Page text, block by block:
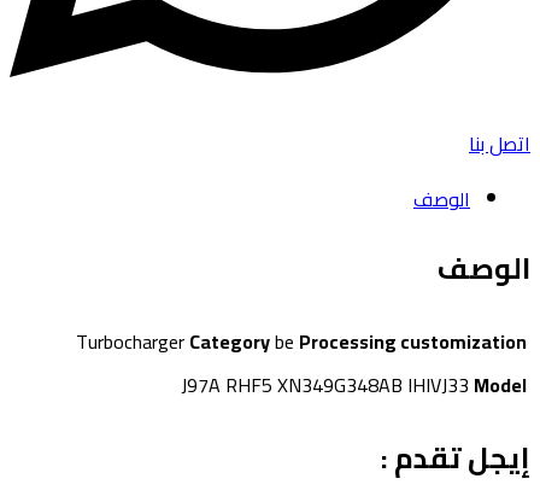
اتصل بنا
الوصف
الوصف
Processing customization
be
Category
Turbocharger
Model
J97A RHF5 XN349G348AB IHIVJ33
إيجل تقدم :